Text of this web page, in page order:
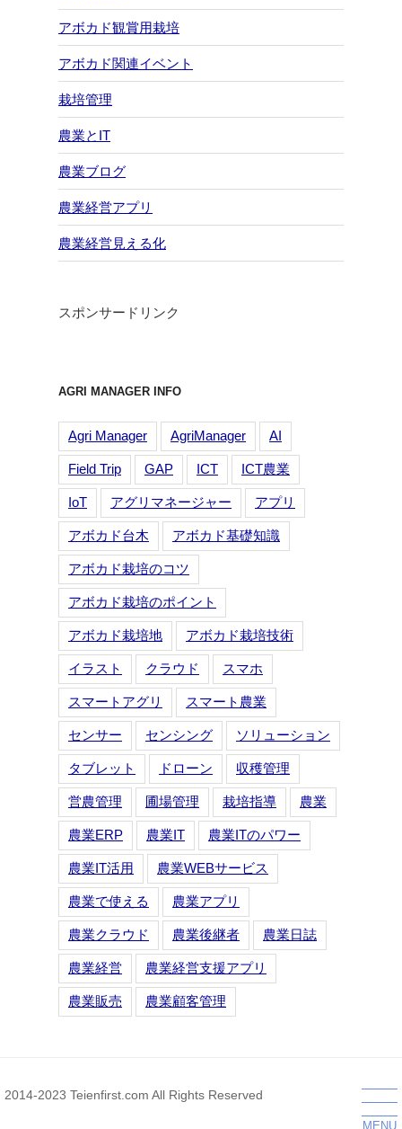
アボカド観賞用栽培
アボカド関連イベント
栽培管理
農業とIT
農業ブログ
農業経営アプリ
農業経営見える化
スポンサードリンク
AGRI MANAGER INFO
Agri Manager AgriManager AI
Field Trip GAP ICT ICT農業
IoT アグリマネージャー アプリ
アボカド台木 アボカド基礎知識
アボカド栽培のコツ
アボカド栽培のポイント
アボカド栽培地 アボカド栽培技術
イラスト クラウド スマホ
スマートアグリ スマート農業
センサー センシング ソリューション
タブレット ドローン 収穫管理
営農管理 圃場管理 栽培指導 農業
農業ERP 農業IT 農業ITのパワー
農業IT活用 農業WEBサービス
農業で使える 農業アプリ
農業クラウド 農業後継者 農業日誌
農業経営 農業経営支援アプリ
農業販売 農業顧客管理
MENU
2014-2023 Teienfirst.com All Rights Reserved